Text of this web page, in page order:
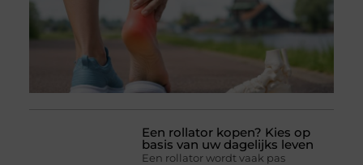
Een rollator kopen? Kies op
basis van uw dagelijks leven
Een rollator wordt vaak pas